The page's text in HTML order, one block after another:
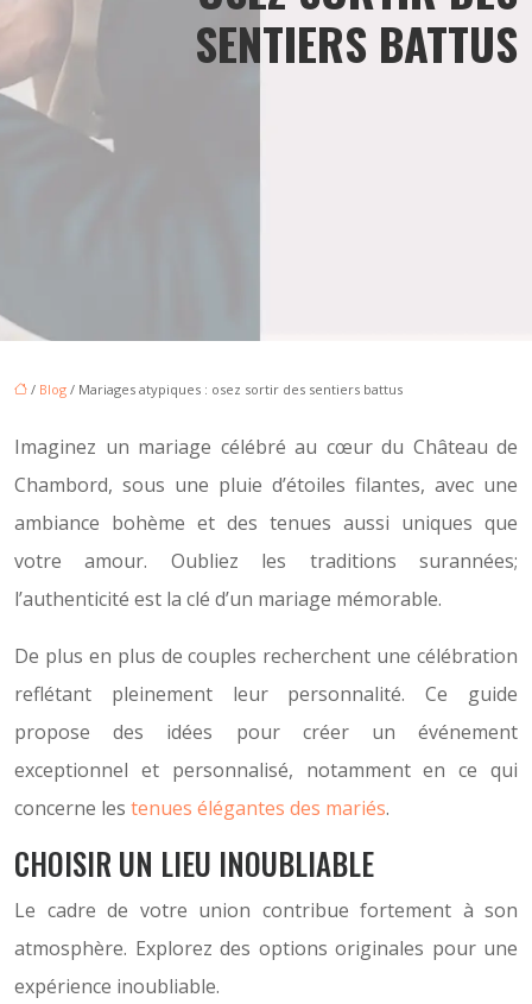
SENTIERS BATTUS
/ Blog / Mariages atypiques : osez sortir des sentiers battus
Imaginez un mariage célébré au cœur du Château de
Chambord, sous une pluie d’étoiles filantes, avec une
ambiance bohème et des tenues aussi uniques que
votre amour. Oubliez les traditions surannées;
l’authenticité est la clé d’un mariage mémorable.
De plus en plus de couples recherchent une célébration
reflétant pleinement leur personnalité. Ce guide
propose des idées pour créer un événement
exceptionnel et personnalisé, notamment en ce qui
concerne les tenues élégantes des mariés.
CHOISIR UN LIEU INOUBLIABLE
Le cadre de votre union contribue fortement à son
atmosphère. Explorez des options originales pour une
expérience inoubliable.